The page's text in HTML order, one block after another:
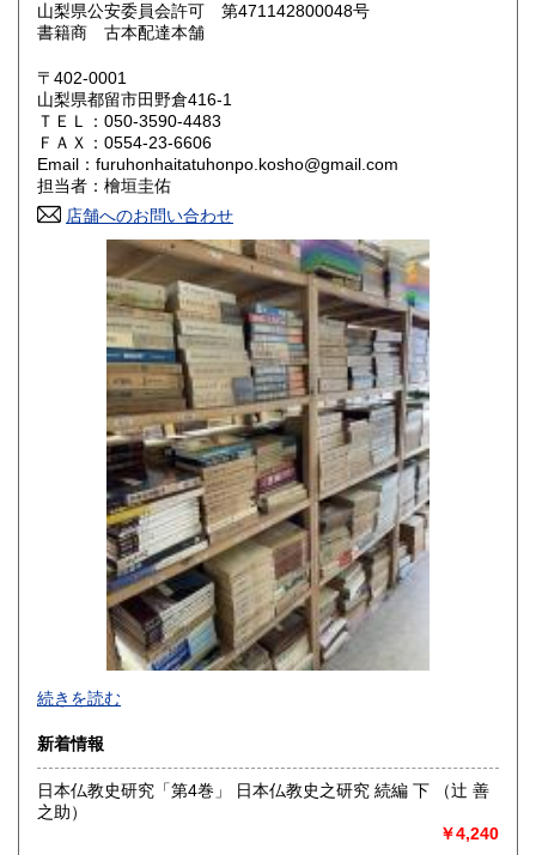
鳥取県 800円 島根県
岡山県
山口県 800円
香川県 800円 愛媛県
高知県 800円
800円 長崎県
800円 大分県
800円 鹿児島県
1,500円
山梨県公安委員会許可 第471142800048号
書籍商 古本配達本舗
〒402-0001
山梨県都留市田野倉416-1
ＴＥＬ：050-3590-4483
ＦＡＸ：0554-23-6606
Email：furuhonhaitatuhonpo.kosho@gmail.com
担当者：檜垣圭佑
店舗へのお問い合わせ
-
沿線名：-
最寄駅：-
営業時間：-
定休日：-
続きを読む
新着情報
日本仏教史研究「第4巻」 日本仏教史之研究 続編 下 （辻 善
之助）
￥4,240